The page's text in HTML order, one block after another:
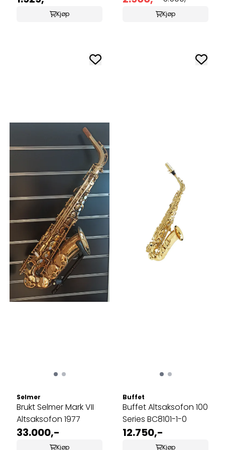
Kjøp Kjøp
Selmer
Brukt Selmer Mark VII
Altsaksofon 1977
33.000,-
Kjøp
Buffet
Buffet Altsaksofon 100
Series BC8101-1-0
12.750,-
Kjøp